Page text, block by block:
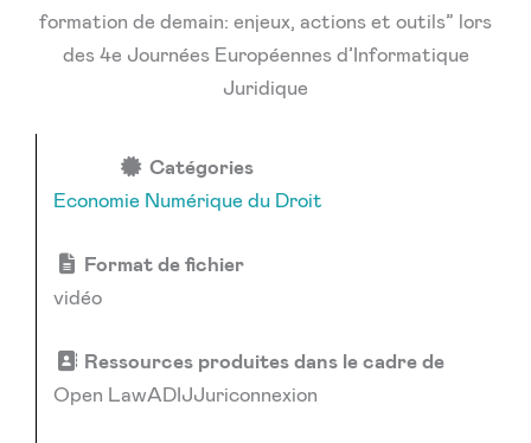
formation de demain: enjeux, actions et outils” lors
des 4e Journées Européennes d’Informatique
Juridique
Catégories
Economie Numérique du Droit
Format de fichier
vidéo
Ressources produites dans le cadre de
Open LawADIJJuriconnexion